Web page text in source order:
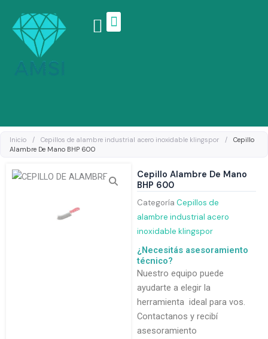
contenido
Inicio / Cepillos de alambre industrial acero inoxidable klingspor /
Cepillo
Alambre De Mano BHP 600
Cepillo Alambre De Mano
BHP 600
Categoría Cepillos de
alambre industrial acero
inoxidable klingspor
¿Necesitás asesoramiento
técnico?
Nuestro equipo puede
ayudarte a elegir la
herramienta ideal para vos.
Contactanos y recibí
asesoramiento